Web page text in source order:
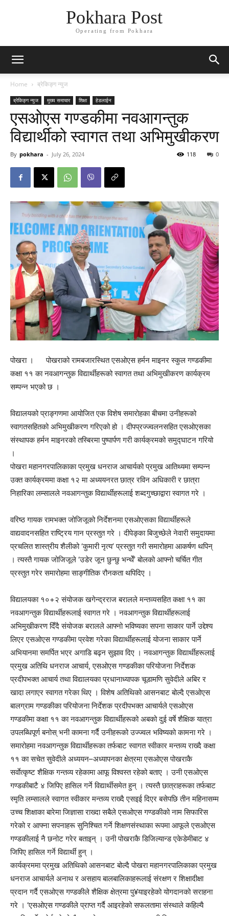
Pokhara Post
Operating from Pokhara
Home ब्रेकिङ्ग न्युज
ब्रेकिङ्ग न्युज मुख्य समाचार शिक्षा हेडलाईन
एसओएस गण्डकीमा नवआगन्तुक
विद्यार्थीको स्वागत तथा अभिमुखीकरण
By pokhara - July 26, 2024 0
118
पोखरा । पोखराको रामबजारस्थित एसओएस हर्मन माइनर स्कुल गण्डकीमा
कक्षा ११ का नवआगन्तुक विद्यार्थीहरूको स्वागत तथा अभिमुखीकरण कार्यक्रम
सम्पन्न भएको छ ।
विद्यालयको प्राङ्गणमा आयोजित एक विशेष समारोहका बीचमा उनीहरूको
स्वागतसहितको अभिमुखीकरण गरिएको हो । दीपप्रज्ज्वलनसहित एसओएसका
संस्थापक हर्मन माइनरको तस्बिरमा पुष्पार्पण गरी कार्यक्रमको समुद्घाटन गरियो
।
पोखरा महानगरपालिकाका प्रमुख धनराज आचार्यको प्रमुख आतिथ्यमा सम्पन्न
उक्त कार्यक्रममा कक्षा १२ मा अध्ययनरत छात्र रविन अधिकारी र छात्रा
निहारिका लम्सालले नवआगन्तुक विद्यार्थीहरूलाई शब्दगुच्छाद्वारा स्वागत गरे ।
वरिष्ठ गायक रामभक्त जोजिजूको निर्देशनमा एसओएसका विद्यार्थीहरूले
वाद्यवादनसहित राष्ट्रिय गान प्रस्तुत गरे । दीपेङ्का बिजुच्छेले नेवारी समुदायमा
प्रचलित शास्त्रीय शैलीको ‘कुमारी नृत्य’ प्रस्तुत गरी समारोहमा आकर्षण थपिन्
। त्यस्तै गायक जोजिजूले ‘उडेर जून छुन्छु भन्थेँ’ बोलको आफ्नो चर्चित गीत
प्रस्तुत गरेर समारोहमा साङ्गीतिक रौनकता थपिदिए ।
विद्यालयका १०+२ संयोजक खगेन्द्रराज बरालले मन्तव्यसहित कक्षा ११ का
नवआगन्तुक विद्यार्थीहरूलाई स्वागत गरे । नवआगन्तुक विद्यार्थीहरूलाई
अभिमुखीकरण दिँदै संयोजक बरालले आफ्नो भविष्यका सपना साकार पार्ने उद्देश्य
लिएर एसओएस गण्डकीमा प्रवेश गरेका विद्यार्थीहरूलाई योजना साकार पार्ने
अभियानमा समर्पित भएर अगाडि बढ्न सुझाव दिए । नवआगन्तुक विद्यार्थीहरूलाई
प्रमुख अतिथि धनराज आचार्य, एसओएस गण्डकीका परियोजना निर्देशक
प्रदीपभक्त आचार्य तथा विद्यालयका प्रधानाध्यापक चूडामणि सुवेदीले अबिर र
खादा लगाएर स्वागत गरेका थिए । विशेष अतिथिको आसनबाट बोल्दै एसओएस
बालग्राम गण्डकीका परियोजना निर्देशक प्रदीपभक्त आचार्यले एसओएस
गण्डकीमा कक्षा ११ का नवआगन्तुक विद्यार्थीहरूको अबको दुई वर्षे शैक्षिक यात्रा
उपलब्धिपूर्ण बनोस् भनी कामना गर्दै उनीहरूको उज्ज्वल भविष्यको कामना गरे ।
समारोहमा नवआगन्तुक विद्यार्थीहरूका तर्फबाट स्वागत स्वीकार मन्तव्य राख्दै कक्षा
११ का सचेत सुवेदीले अध्ययन–अध्यापनका क्षेत्रमा एसओएस पोखराकै
सर्वाेत्कृष्ट शैक्षिक गन्तव्य रहेकामा आफू विश्वस्त रहेको बताए । उनी एसओएस
गण्डकीबाटै ४ जिपिए हासिल गर्ने विद्यार्थीसमेत हुन् । त्यस्तै छात्राहरूका तर्फबाट
स्मृति लम्सालले स्वागत स्वीकार मन्तव्य राख्दै एसइई दिएर बसेपछि तीन महिनासम्म
उच्च शिक्षाका बारेमा जिज्ञासा राख्दा सबैले एसओएस गण्डकीको नाम सिफारिस
गरेको र आफ्ना सपनाहरू सुनिश्चित गर्ने शिक्षणसंस्थाका रूपमा आफूले एसओएस
गण्डकीलाई नै छनोट गरेर बताइन् । उनी पोखराकै डिजिल्यान्ड एकेडेमीबाट ४
जिपिए हासिल गर्ने विद्यार्थी हुन् ।
कार्यक्रममा प्रमुख अतिथिको आसनबाट बोल्दै पोखरा महानगरपालिकाका प्रमुख
धनराज आचार्यले अनाथ र असहाय बालबालिकाहरूलाई संरक्षण र शिक्षादीक्षा
प्रदान गर्दै एसओएस गण्डकीले शैक्षिक क्षेत्रमा पु¥याइरहेको योगदानको सराहना
गरे । ‘एसओएस गण्डकीले प्राप्त गर्दै आइरहेको सफलतामा संस्थाले कहिल्यै